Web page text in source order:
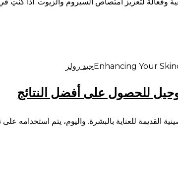
جيد رولر
وحيل للحصول على أفضل النتائج
للعناية بالبشرة. واليوم، يتم استخدامه